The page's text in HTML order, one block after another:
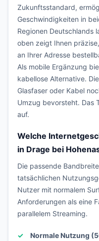
Zukunftsstandard,
Geschwindigkeiten in
Regionen Deutschlands
oben zeigt Ihnen
an Ihrer Adresse
Als mobile Ergänzung
kabellose Alternative.
Glasfaser oder Kabel
Umzug bevorsteht. Das
auf.
Welche
in Drage bei
Die passende
tatsächlichen
Nutzer mit normalem
Anforderungen als eine
parallelem Streaming.
Normale Nutzung